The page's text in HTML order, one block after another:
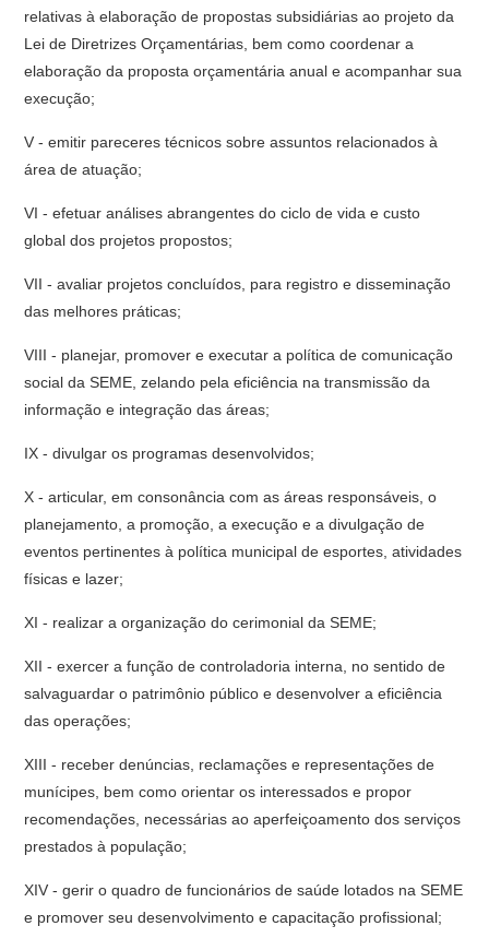
relativas à elaboração de propostas subsidiárias ao projeto da
Lei de Diretrizes Orçamentárias, bem como coordenar a
elaboração da proposta orçamentária anual e acompanhar sua
execução;
V - emitir pareceres técnicos sobre assuntos relacionados à
área de atuação;
VI - efetuar análises abrangentes do ciclo de vida e custo
global dos projetos propostos;
VII - avaliar projetos concluídos, para registro e disseminação
das melhores práticas;
VIII - planejar, promover e executar a política de comunicação
social da SEME, zelando pela eficiência na transmissão da
informação e integração das áreas;
IX - divulgar os programas desenvolvidos;
X - articular, em consonância com as áreas responsáveis, o
planejamento, a promoção, a execução e a divulgação de
eventos pertinentes à política municipal de esportes, atividades
físicas e lazer;
XI - realizar a organização do cerimonial da SEME;
XII - exercer a função de controladoria interna, no sentido de
salvaguardar o patrimônio público e desenvolver a eficiência
das operações;
XIII - receber denúncias, reclamações e representações de
munícipes, bem como orientar os interessados e propor
recomendações, necessárias ao aperfeiçoamento dos serviços
prestados à população;
XIV - gerir o quadro de funcionários de saúde lotados na SEME
e promover seu desenvolvimento e capacitação profissional;